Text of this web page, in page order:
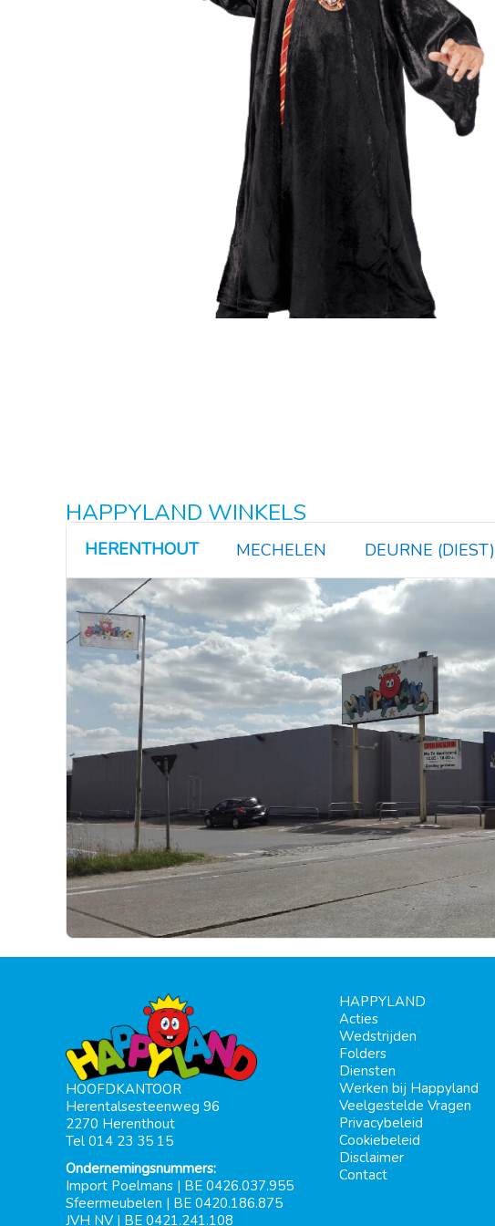
HAPPYLAND WINKELS
HERENTHOUT MECHELEN DEURNE (DIEST)
HOOFDKANTOOR
Herentalsesteenweg 96
2270 Herenthout
Tel 014 23 35 15
Ondernemingsnummers:
Import Poelmans | BE 0426.037.955
Sfeermeubelen | BE 0420.186.875
JVH NV | BE 0421.241.108
HAPPYLAND
Acties
Wedstrijden
Folders
Diensten
Werken bij Happyland
Veelgestelde Vragen
Privacybeleid
Cookiebeleid
Disclaimer
Contact